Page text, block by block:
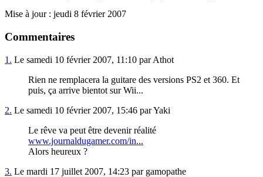
Mise à jour : jeudi 8 février 2007
Commentaires
1. Le samedi 10 février 2007, 11:10 par Athot
Rien ne remplacera la guitare des versions PS2 et 360. Et
puis, ça arrive bientot sur Wii...
2. Le samedi 10 février 2007, 15:46 par Yaki
Le rêve va peut être devenir réalité
www.journaldugamer.com/in...
Alors heureux ?
3. Le mardi 17 juillet 2007, 14:23 par gamopathe